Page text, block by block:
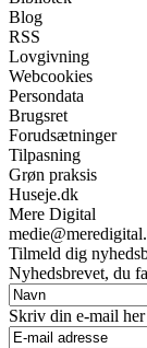
Blog
RSS
Lovgivning
Webcookies
Persondata
Brugsret
Forudsætninger
Tilpasning
Grøn praksis
Huseje.dk
Mere Digital
Tilmeld dig
Nyhedsbrevet, du
Skriv din e-mail her